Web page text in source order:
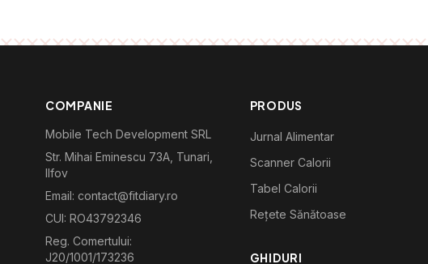
COMPANIE
Mobile Tech Development SRL
Str. Mihai Eminescu 73A, Tunari,
Ilfov
Email: contact@fitdiary.ro
CUI: RO43792346
Reg. Comertului:
J20/1001/173236
PRODUS
Jurnal Alimentar
Scanner Calorii
Tabel Calorii
Rețete Sănătoase
GHIDURI